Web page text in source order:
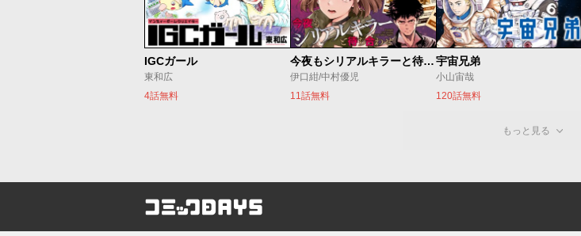
IGCガール
東和広
4話無料
今夜もシリアルキラーと待ち合わせ
伊口紺/中村優児
11話無料
宇宙兄弟
小山宙哉
120話無料
もっと見る
コミックDAYS